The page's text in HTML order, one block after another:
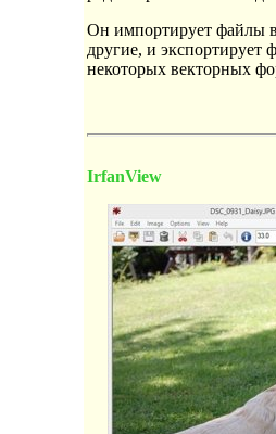
Он импортирует файлы
другие, и экспортирует
некоторых векторных
IrfanView